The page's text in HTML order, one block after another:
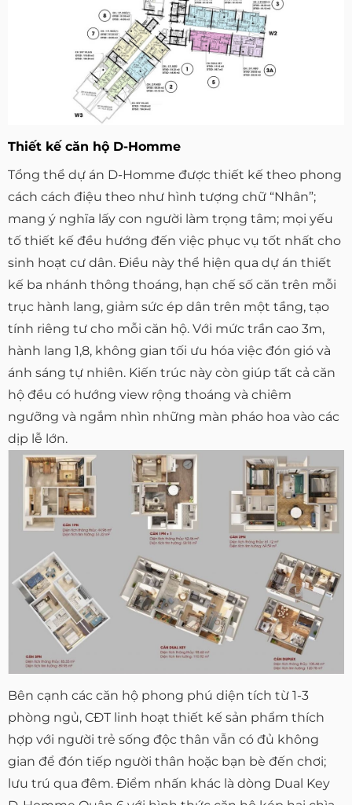
Thiết kế căn hộ D-Homme
Tổng thể dự án D-Homme được thiết kế theo phong
cách cách điệu theo như hình tượng chữ “Nhân”;
mang ý nghĩa lấy con người làm trọng tâm; mọi yếu
tố thiết kế đều hướng đến việc phục vụ tốt nhất cho
sinh hoạt cư dân. Điều này thể hiện qua dự án thiết
kế ba nhánh thông thoáng, hạn chế số căn trên mỗi
trục hành lang, giảm sức ép dân trên một tầng, tạo
tính riêng tư cho mỗi căn hộ. Với mức trần cao 3m,
hành lang 1,8, không gian tối ưu hóa việc đón gió và
ánh sáng tự nhiên. Kiến trúc này còn giúp tất cả căn
hộ đều có hướng view rộng thoáng và chiêm
ngưỡng và ngắm nhìn những màn pháo hoa vào các
dịp lễ lớn.
Bên cạnh các căn hộ phong phú diện tích từ 1-3
phòng ngủ, CĐT linh hoạt thiết kế sản phẩm thích
hợp với người trẻ sống độc thân vẫn có đủ không
gian để đón tiếp người thân hoặc bạn bè đến chơi;
lưu trú qua đêm. Điểm nhấn khác là dòng Dual Key